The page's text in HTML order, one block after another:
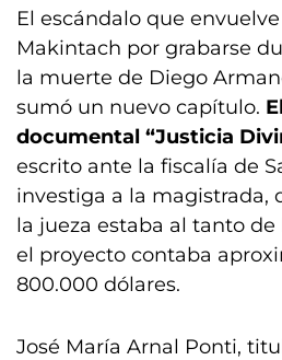
El escándalo que
Makintach por grabarse
la muerte de Diego
sumó un nuevo capítulo.
documental “Justicia
escrito ante la fiscalía de
investiga a la magistrada,
la jueza estaba al tanto
el proyecto contaba
800.000 dólares.
José María Arnal Ponti,